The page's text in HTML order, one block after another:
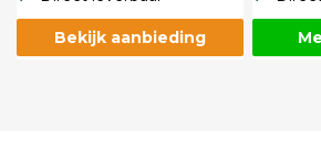
Bekijk aanbieding